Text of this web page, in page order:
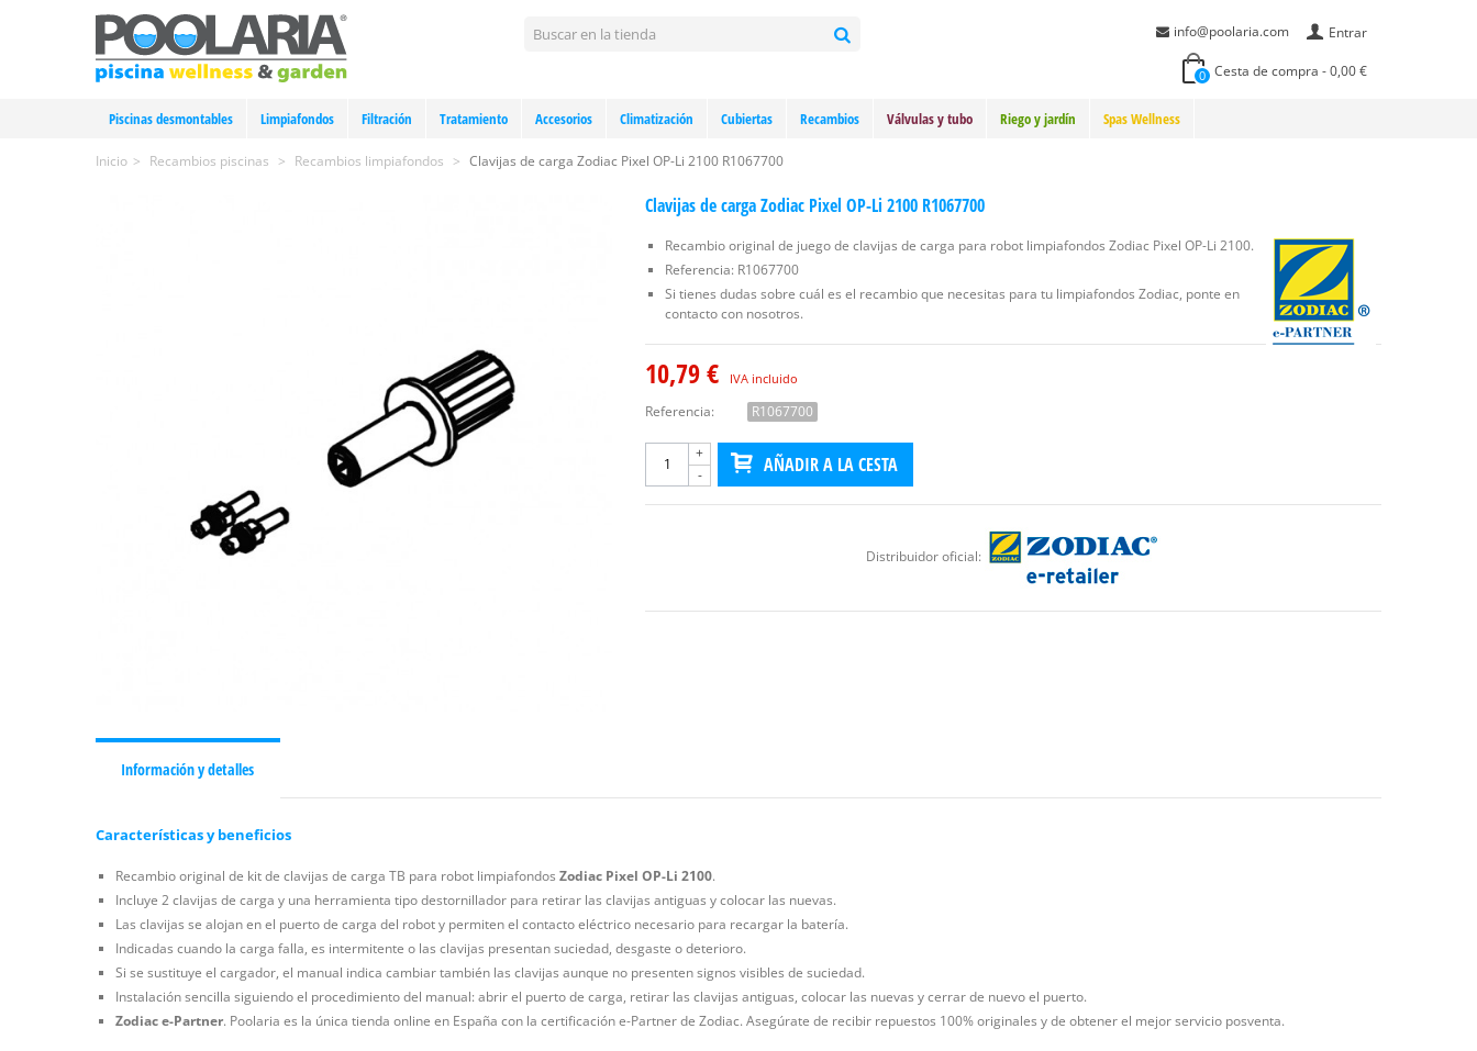
Entrar
info@poolaria.com
0 Cesta de compra -0,00 €
Piscinas desmontables Limpiafondos Filtración Tratamiento Accesorios Climatización Cubiertas Recambios Válvulas y tubo Riego y jardín Spas Wellness
Inicio > Recambios piscinas > Recambios limpiafondos > Clavijas de carga Zodiac Pixel OP-Li 2100 R1067700
Clavijas de carga Zodiac Pixel OP-Li 2100 R1067700
Recambio original de juego de clavijas de carga para robot limpiafondos Zodiac Pixel OP-Li 2100.
Referencia: R1067700
Si tienes dudas sobre cuál es el recambio que necesitas para tu limpiafondos Zodiac, ponte en
contacto con nosotros.
10,79 € IVA incluido
Referencia: R1067700
-
+ AÑADIR A LA CESTA
Distribuidor oficial:
Información y detalles
Características y beneficios
Recambio original de kit de clavijas de carga TB para robot limpiafondos Zodiac Pixel OP-Li 2100.
Incluye 2 clavijas de carga y una herramienta tipo destornillador para retirar las clavijas antiguas y colocar las nuevas.
Las clavijas se alojan en el puerto de carga del robot y permiten el contacto eléctrico necesario para recargar la batería.
Indicadas cuando la carga falla, es intermitente o las clavijas presentan suciedad, desgaste o deterioro.
Si se sustituye el cargador, el manual indica cambiar también las clavijas aunque no presenten signos visibles de suciedad.
Instalación sencilla siguiendo el procedimiento del manual: abrir el puerto de carga, retirar las clavijas antiguas, colocar las nuevas y cerrar de nuevo el puerto.
Zodiac e-Partner. Poolaria es la única tienda online en España con la certificación e-Partner de Zodiac. Asegúrate de recibir repuestos 100% originales y de obtener el mejor servicio posventa.